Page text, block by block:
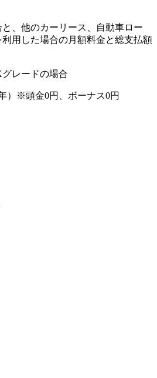
、他のカーリース、自動車ロー
用した場合の月額料金と総支払額
グレードの場合
） ※頭金0円、ボーナス0円